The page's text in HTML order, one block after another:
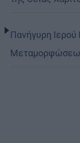
Πανήγυρη